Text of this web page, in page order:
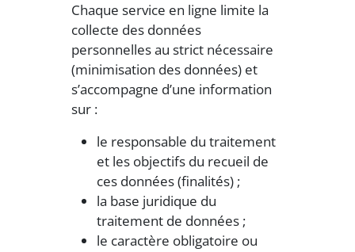
Chaque service en ligne limite la
collecte des données
personnelles au strict nécessaire
(minimisation des données) et
s’accompagne d’une information
sur :
le responsable du traitement
et les objectifs du recueil de
ces données (finalités) ;
la base juridique du
traitement de données ;
le caractère obligatoire ou